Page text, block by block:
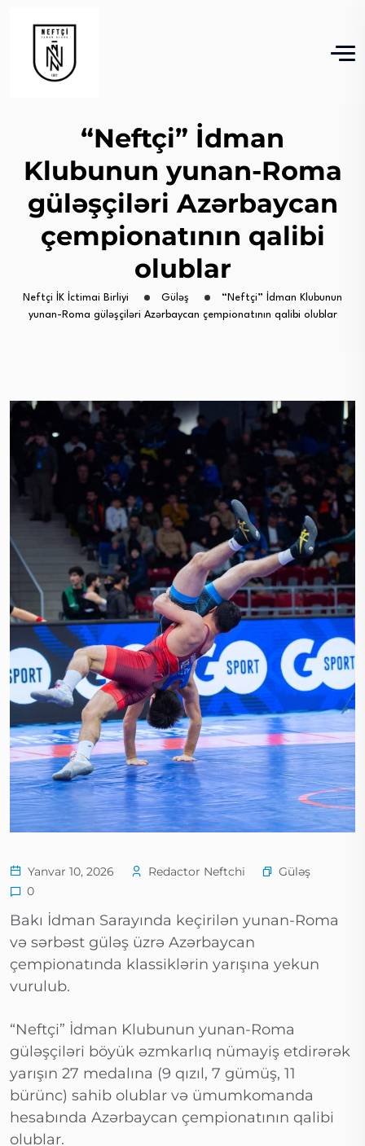
“Neftçi” İdman
Klubunun yunan-Roma
güləşçiləri Azərbaycan
çempionatının qalibi
olublar
Neftçi İK İctimai Birliyi Güləş
“Neftçi” İdman Klubunun
yunan-Roma güləşçiləri Azərbaycan çempionatının qalibi olublar
Yanvar 10, 2026 Redactor Neftchi
Güləş
0
Bakı İdman Sarayında keçirilən yunan-Roma
və sərbəst güləş üzrə Azərbaycan
çempionatında klassiklərin yarışına yekun
vurulub.
“Neftçi” İdman Klubunun yunan-Roma
güləşçiləri böyük əzmkarlıq nümayiş etdirərək
yarışın 27 medalına (9 qızıl, 7 gümüş, 11
bürünc) sahib olublar və ümumkomanda
hesabında Azərbaycan çempionatının qalibi
olublar.